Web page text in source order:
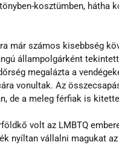
kosztümben, hátha
már számos kisebbség
állampolgárként
megalázta a
vonultak. Az
de a meleg férfiak is
volt az LMBTQ
nyíltan vállalni magukat